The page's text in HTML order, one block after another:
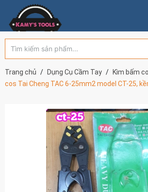
Trang chủ Dụng Cụ Cầm Tay Kìm bấm
cos Tai Cheng TAC 6-25mm2 model CT-25,